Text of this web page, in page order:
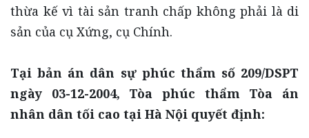
thừa kế vì tài sản tranh chấp không phải là di
sản của cụ Xứng, cụ Chính.
Tại bản án dân sự phúc thẩm số 209/DSPT
ngày 03-12-2004, Tòa phúc thẩm Tòa án
nhân dân tối cao tại Hà Nội quyết định: